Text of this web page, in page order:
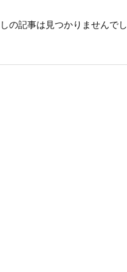
の記事は見つかりませんでし